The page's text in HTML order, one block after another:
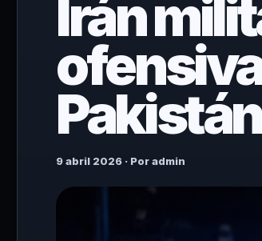
Irán
9 abril 2026 · Por admin